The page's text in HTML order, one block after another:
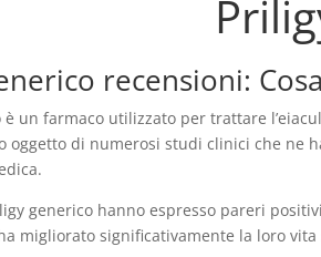
recensioni:
è un farmaco utilizzato per trattare
oggetto di numerosi studi clinici che ne
generico hanno espresso pareri
migliorato significativamente la loro